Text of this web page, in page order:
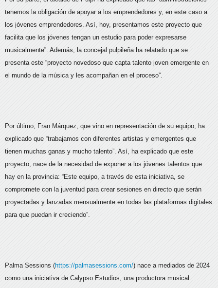
tenemos la obligación de apoyar a los emprendedores y, en este caso a
los jóvenes emprendedores. Así, hoy, presentamos este proyecto que
facilita que los jóvenes tengan un estudio para poder expresarse
musicalmente”. Además, la concejal pulpileña ha relatado que se
presenta este “proyecto novedoso que capta talento joven emergente en
el mundo de la música y les acompañan en el proceso”.
Por último, Fran Márquez, que vino en representación de su equipo, ha
explicado que “trabajamos con diferentes artistas y emergentes que
tienen muchas ganas y mucho talento”. Así, ha explicado que este
proyecto, nace de la necesidad de exponer a los jóvenes talentos que
hay en la provincia: “Este equipo, a través de esta iniciativa, se
compromete con la juventud para crear sesiones en directo que serán
proyectadas y lanzadas mensualmente en todas las plataformas digitales
para que puedan ir creciendo”.
Palma Sessions (https://palmasessions.com/) nace a mediados de 2024
como una iniciativa de Calypso Estudios, una productora musical